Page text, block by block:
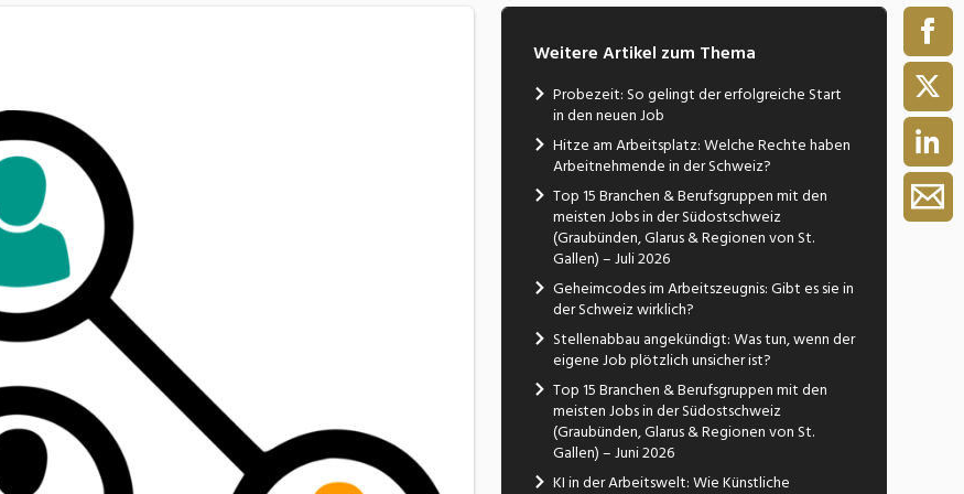
Weitere Artikel zum Thema
Probezeit: So gelingt der erfolgreiche Start
in den neuen Job
Hitze am Arbeitsplatz: Welche Rechte haben
Arbeitnehmende in der Schweiz?
Top 15 Branchen & Berufsgruppen mit den
meisten Jobs in der Südostschweiz
(Graubünden, Glarus & Regionen von St.
Gallen) – Juli 2026
Geheimcodes im Arbeitszeugnis: Gibt es sie in
der Schweiz wirklich?
Stellenabbau angekündigt: Was tun, wenn der
eigene Job plötzlich unsicher ist?
Top 15 Branchen & Berufsgruppen mit den
meisten Jobs in der Südostschweiz
(Graubünden, Glarus & Regionen von St.
Gallen) – Juni 2026
KI in der Arbeitswelt: Wie Künstliche